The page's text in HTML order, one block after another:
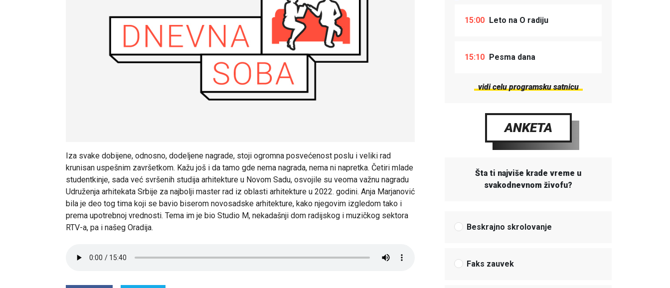
Iza svake dobijene, odnosno, dodeljene nagrade, stoji ogromna posvećenost poslu i veliki rad
krunisan uspešnim završetkom. Kažu još i da tamo gde nema nagrada, nema ni napretka. Četiri mlade
studentkinje, sada već svršenih studija arhitekture u Novom Sadu, osvojile su veoma važnu nagradu
Udruženja arhitekata Srbije za najbolji master rad iz oblasti arhitekture u 2022. godini. Anja Marjanović
bila je deo tog tima koji se bavio biserom novosadske arhitekture, kako njegovim izgledom tako i
prema upotrebnoj vrednosti. Tema im je bio Studio M, nekadašnji dom radijskog i muzičkog sektora
RTV-a, pa i našeg Oradija.
15:00 Leto na O radiju
15:10 Pesma dana
vidi celu programsku satnicu
ANKETA
Šta ti najviše krade vreme u
svakodnevnom živofu?
Beskrajno skrolovanje
Faks zauvek